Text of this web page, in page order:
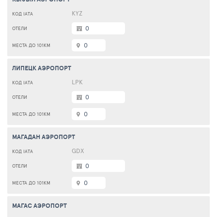
KYZ
0
0
ЛИПЕЦК АЭРОПОРТ
LPK
0
0
МАГАДАН АЭРОПОРТ
GDX
0
0
МАГАС АЭРОПОРТ